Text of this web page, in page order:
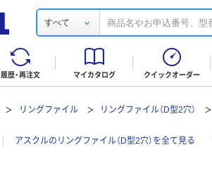
すべて
履歴・再注文 マイカタログ クイックオーダー
リングファイル リングファイル（D型2穴）
アスクルのリングファイル（D型2穴）を全て見る